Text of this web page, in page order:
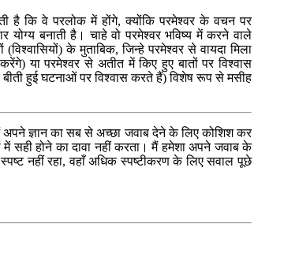
है कि वे परलोक में होंगे, क्योंकि परमेश्वर के वचन पर
योग्य बनाती है। चाहे वो परमेश्वर भविष्य में करने वाले
के मुताबिक, जिन्हे परमेश्वर से वायदा मिला
या परमेश्वर से अतीत में किए हुए बातों पर विश्वास
हुई घटनाओं पर विश्वास करते हैं) विशेष रूप से मसीह
ज्ञान का सब से अच्छा जवाब देने के लिए कोशिश कर
में सही होने का दावा नहीं करता। मैं हमेशा अपने जवाब के
नहीं रहा, वहाँ अधिक स्पष्टीकरण के लिए सवाल पूछे